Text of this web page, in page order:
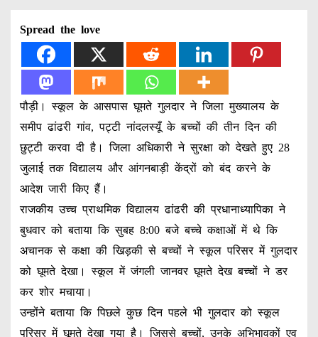
Spread the love
पौड़ी। स्कूल के आसपास घूमते गुलदार ने जिला मुख्यालय के
समीप ढांढरी गांव, पट्टी नांदलस्यूँ के बच्चों की तीन दिन की
छुट्टी करवा दी है। जिला अधिकारी ने सुरक्षा को देखते हुए 28
जुलाई तक विद्यालय और आंगनबाड़ी केंद्रों को बंद करने के
आदेश जारी किए हैं।
राजकीय उच्च प्राथमिक विद्यालय ढांढरी की प्रधानाध्यापिका ने
बुधवार को बताया कि सुबह 8:00 बजे बच्चे कक्षाओं में थे कि
अचानक से कक्षा की खिड़की से बच्चों ने स्कूल परिसर में गुलदार
को घूमते देखा। स्कूल में जंगली जानवर घूमते देख बच्चों ने डर
कर शोर मचाया।
उन्होंने बताया कि पिछले कुछ दिन पहले भी गुलदार को स्कूल
परिसर में घूमते देखा गया है। जिससे बच्चों, उनके अभिभावकों एव